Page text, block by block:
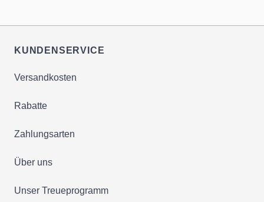
KUNDENSERVICE
Versandkosten
Rabatte
Zahlungsarten
Über uns
Unser Treueprogramm